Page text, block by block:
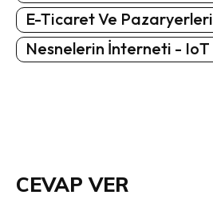
E-Ticaret Ve Pazaryerleri
Nesnelerin İnterneti - IoT
CEVAP VER